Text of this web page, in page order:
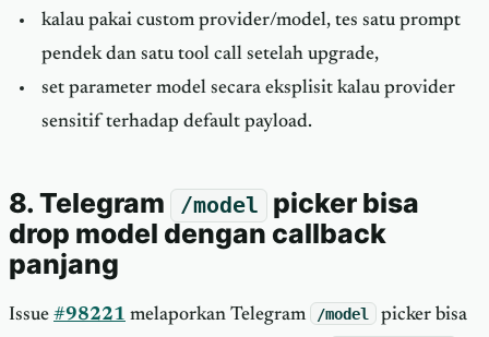
kalau pakai custom provider/model, tes satu prompt
pendek dan satu tool call setelah upgrade,
set parameter model secara eksplisit kalau provider
sensitif terhadap default payload.
8. Telegram /model
picker bisa
drop model dengan callback
panjang
Issue #98221 melaporkan Telegram /model
picker bisa